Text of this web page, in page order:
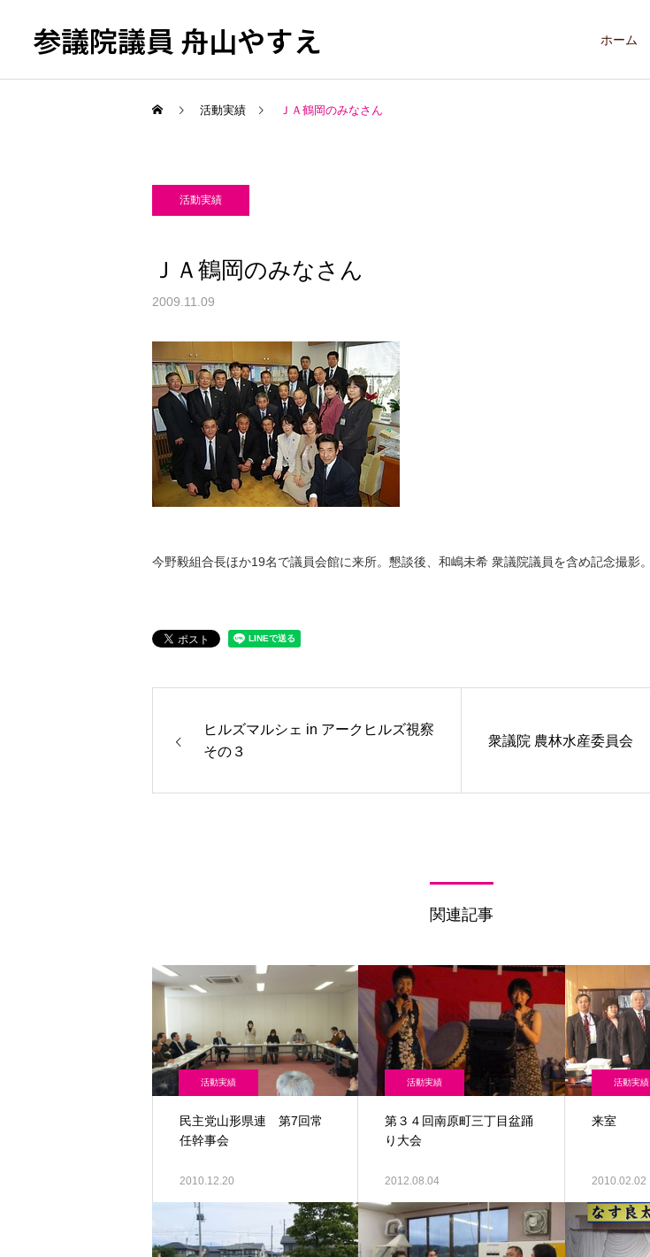
参議院議員 舟山やすえ ホーム
活動実績 ＪＡ鶴岡のみなさん
活動実績
ＪＡ鶴岡のみなさん
2009.11.09
今野毅組合長ほか19名で議員会館に来所。懇談後、和嶋未希 衆議院議員を含め記念撮影。
ヒルズマルシェ in アークヒルズ視察
その３
衆議院 農林水産委員会
関連記事
活動実績
民主党山形県連 第7回常
任幹事会
2010.12.20
活動実績
第３４回南原町三丁目盆踊
り大会
2012.08.04
活動実績
来室
2010.02.02